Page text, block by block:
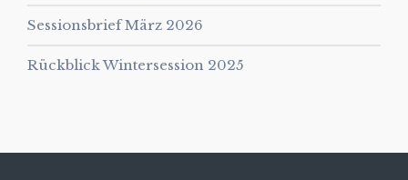
Sessionsbrief März 2026
Rückblick Wintersession 2025